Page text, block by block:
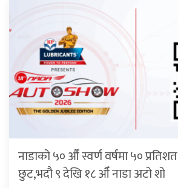
नाडाको ५० औँ स्वर्ण वर्षमा ५० प्रतिशत
छुट,भदौ ९ देखि १८ औँ नाडा अटो शो